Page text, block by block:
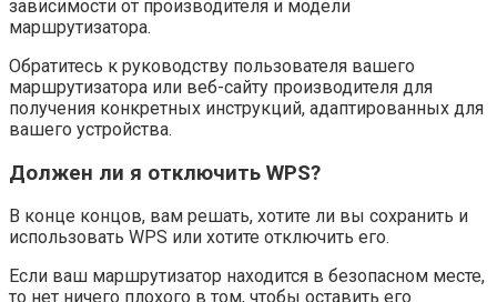
зависимости от производителя и модели
маршрутизатора.
Обратитесь к руководству пользователя вашего
маршрутизатора или веб-сайту производителя для
получения конкретных инструкций, адаптированных для
вашего устройства.
Должен ли я отключить WPS?
В конце концов, вам решать, хотите ли вы сохранить и
использовать WPS или хотите отключить его.
Если ваш маршрутизатор находится в безопасном месте,
то нет ничего плохого в том, чтобы оставить его